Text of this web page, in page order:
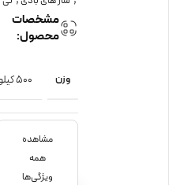
مشخصات
محصول:
وزن 500 کیلوگرم
توضیحات
مشاهده
همه
ویژگی‌ها